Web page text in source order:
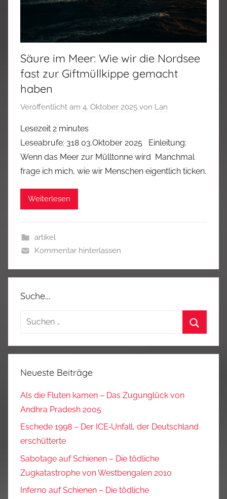
Säure im Meer: Wie wir die Nordsee
fast zur Giftmüllkippe gemacht
haben
Veröffentlicht am 4. Oktober 2025 von Lan
Lesezeit 2 minutes
Leseabrufe: 318 03.Oktober 2025 Einleitung:
Wenn das Meer zur Mülltonne wird Manchmal
frage ich mich, wie wir Menschen eigentlich ticken.
Weiterlesen
artikel
Kommentar hinterlassen
Suche…
Suchen
Neueste Beiträge
Als die Fluten kamen – Das Zugunglück von
Andhra Pradesh 2005
Eschede 1998 – Der ICE‑Unfall, der Deutschland
erschütterte
Sabotage auf Schienen – Die tödliche
Zugkatastrophe von Westbengalen 2010
Inferno auf Schienen – Die tödliche